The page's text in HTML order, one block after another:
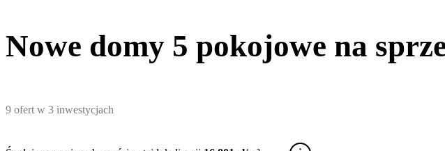
Nowe domy 5 pokojowe na
9 ofert w 3 inwestycjach